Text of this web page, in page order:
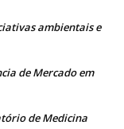
ambientais e
de Mercado em
de Medicina